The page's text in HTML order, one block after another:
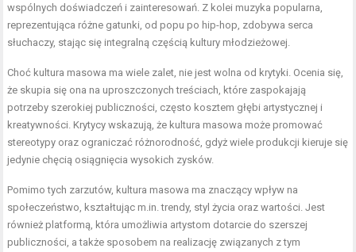
wspólnych doświadczeń i zainteresowań. Z kolei muzyka popularna,
reprezentująca różne gatunki, od popu po hip-hop, zdobywa serca
słuchaczy, stając się integralną częścią kultury młodzieżowej.
Choć kultura masowa ma wiele zalet, nie jest wolna od krytyki. Ocenia się,
że skupia się ona na uproszczonych treściach, które zaspokajają
potrzeby szerokiej publiczności, często kosztem głębi artystycznej i
kreatywności. Krytycy wskazują, że kultura masowa może promować
stereotypy oraz ograniczać różnorodność, gdyż wiele produkcji kieruje się
jedynie chęcią osiągnięcia wysokich zysków.
Pomimo tych zarzutów, kultura masowa ma znaczący wpływ na
społeczeństwo, kształtując m.in. trendy, styl życia oraz wartości. Jest
również platformą, która umożliwia artystom dotarcie do szerszej
publiczności, a także sposobem na realizację związanych z tym